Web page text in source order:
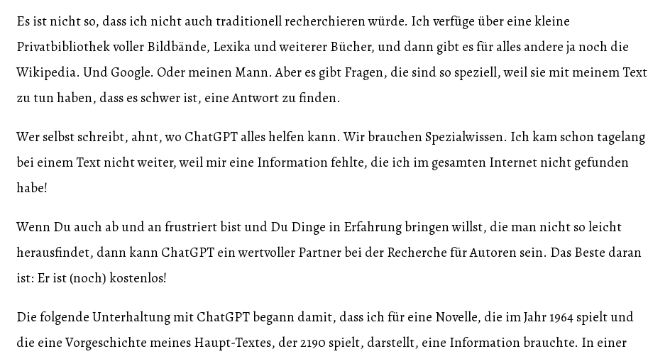
Es ist nicht so, dass ich nicht auch traditionell recherchieren würde. Ich verfüge über eine kleine
Privatbibliothek voller Bildbände, Lexika und weiterer Bücher, und dann gibt es für alles andere ja noch die
Wikipedia. Und Google. Oder meinen Mann. Aber es gibt Fragen, die sind so speziell, weil sie mit meinem Text
zu tun haben, dass es schwer ist, eine Antwort zu finden.
Wer selbst schreibt, ahnt, wo ChatGPT alles helfen kann. Wir brauchen Spezialwissen. Ich kam schon tagelang
bei einem Text nicht weiter, weil mir eine Information fehlte, die ich im gesamten Internet nicht gefunden
habe!
Wenn Du auch ab und an frustriert bist und Du Dinge in Erfahrung bringen willst, die man nicht so leicht
herausfindet, dann kann ChatGPT ein wertvoller Partner bei der Recherche für Autoren sein. Das Beste daran
ist: Er ist (noch) kostenlos!
Die folgende Unterhaltung mit ChatGPT begann damit, dass ich für eine Novelle, die im Jahr 1964 spielt und
die eine Vorgeschichte meines Haupt-Textes, der 2190 spielt, darstellt, eine Information brauchte. In einer